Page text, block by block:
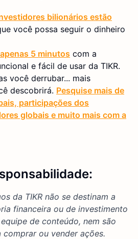
bilionários estão
você possa seguir o dinheiro
5 minutos com a
e fácil de usar da TIKR.
você derrubar... mais
descobrirá. Pesquise mais de
participações dos
globais e muito mais com a
da TIKR não se destinam a
financeira ou de investimento
de conteúdo, nem são
ou vender ações.